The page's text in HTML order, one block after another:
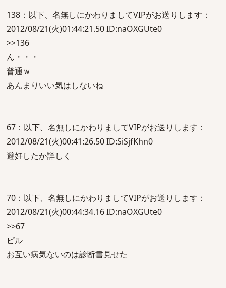
138：以下、名無しにかわりましてVIPがお送りします：
2012/08/21(火)01:44:21.50 ID:naOXGUte0
>>136
ん・・・
普通ｗ
あんまりいい気はしないね
67：以下、名無しにかわりましてVIPがお送りします：
2012/08/21(火)00:41:26.50 ID:SiSjfKhn0
避妊したか詳しく
70：以下、名無しにかわりましてVIPがお送りします：
2012/08/21(火)00:44:34.16 ID:naOXGUte0
>>67
ピル
お互い病気ないのは診断書見せた